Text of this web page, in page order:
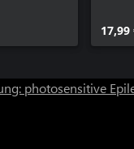
17,99
photosensitive